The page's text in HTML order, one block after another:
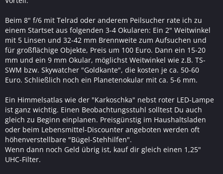
Beim 8" f/6 mit Telrad oder anderem Peilsucher rate ich zu
einem Startset aus folgenden 3-4 Okularen: Ein 2" Weitwinkel
mit 5 Linsen und 32-42 mm Brennweite zum Aufsuchen und
für großflächige Objekte, Preis um 100 Euro. Dann ein 15-20
mm und ein 9 mm Okular, möglichst Weitwinkel wie z.B. TS-
SWM bzw. Skywatcher "Goldkante", die kosten je ca. 50-60
Euro. Schließlich noch ein Planetenokular mit ca. 5-6 mm.
Ein Himmelsatlas wie der "Karkoschka" nebst roter LED-Lampe
ist ganz wichtig. Einen Beobachtungsstuhl solltest Du auch
gleich zu Beginn einplanen. Preisgünstig im Haushaltsladen
oder beim Lebensmittel-Discounter angeboten werden oft
höhenverstellbare "Bügel-Stehhilfen".
Wenn dann noch Geld übrig ist, kauf dir gleich einen 1,25"
UHC-Filter.